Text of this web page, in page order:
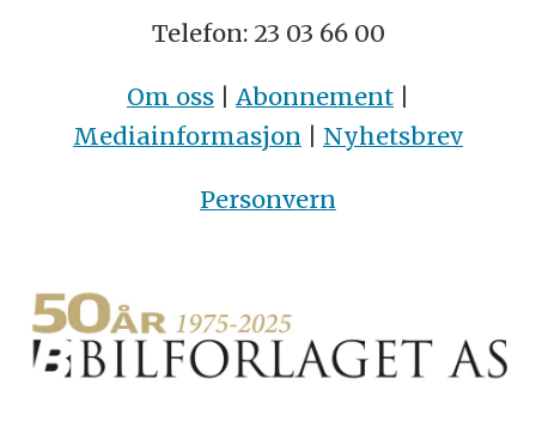
Telefon: 23 03 66 00
Om oss | Abonnement |
Mediainformasjon | Nyhetsbrev
Personvern